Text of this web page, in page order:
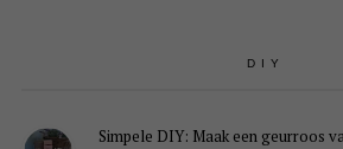
DIY
Simpele DIY: Maak een geurroos